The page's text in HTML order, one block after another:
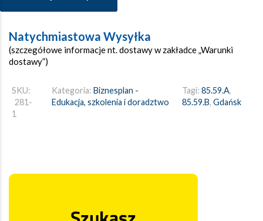
Natychmiastowa Wysyłka
(szczegółowe informacje nt. dostawy w zakładce „Warunki
dostawy”)
SKU:
281-
1
Kategoria: Biznesplan -
Edukacja, szkolenia i doradztwo
Tagi: 85.59.A,
85.59.B, Gdańsk